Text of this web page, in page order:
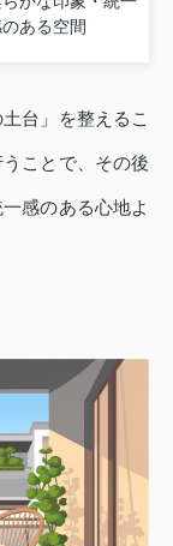
ある空間
台」を整えるこ
ことで、その後
感のある心地よ